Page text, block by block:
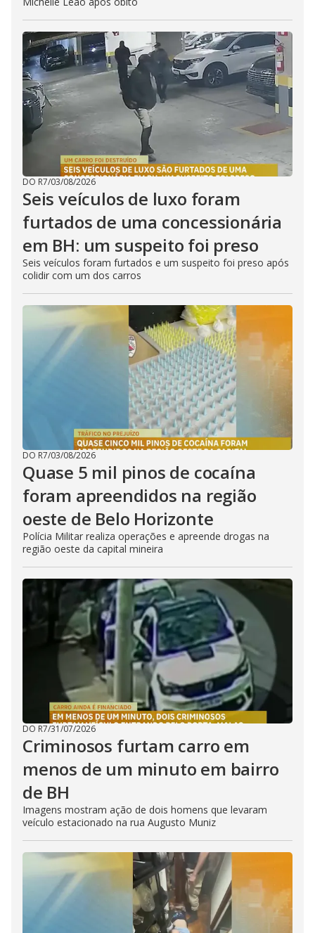
DO R7/03/08/2026
Seis veículos de luxo foram
furtados de uma concessionária
em BH: um suspeito foi preso
Seis veículos foram furtados e um suspeito foi preso após
colidir com um dos carros
DO R7/03/08/2026
Quase 5 mil pinos de cocaína
foram apreendidos na região
oeste de Belo Horizonte
Polícia Militar realiza operações e apreende drogas na
região oeste da capital mineira
DO R7/31/07/2026
Criminosos furtam carro em
menos de um minuto em bairro
de BH
Imagens mostram ação de dois homens que levaram
veículo estacionado na rua Augusto Muniz